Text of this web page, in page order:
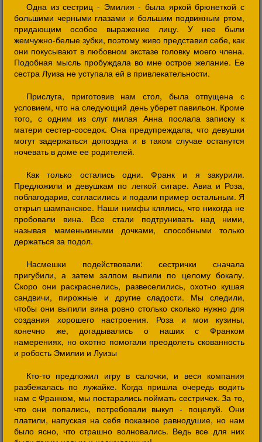
Одна из сестриц - Эмилия - была яркой брюнеткой с
большими черными глазами и большим подвижным ртом,
придающим особое выражение лицу. У нее были
жемчужно-белые зубки, поэтому живо представил себе, как
они покусывают в любовном экстазе головку моего члена.
Подобная мысль пробуждала во мне острое желание. Ее
сестра Луиза не уступала ей в привлекательности.
Прислуга, приготовив нам стол, была отпущена с
условием, что на следующий день уберет павильон. Кроме
того, с одним из слуг милая Анна послала записку к
матери сестер-соседок. Она предупреждала, что девушки
могут задержаться допоздна и в таком случае останутся
ночевать в доме ее родителей.
Как только остались одни. Франк и я закурили.
Предложили и девушкам по легкой сигаре. Авиа и Роза,
поблагодарив, согласились и подали пример остальным. Я
открыл шампанское. Наши нимфы клялись, что никогда не
пробовали вина. Все стали подтрунивать над ними,
называя маменькиными дочками, способными только
держаться за подол.
Насмешки подействовали: сестрички сначала
пригубили, а затем залпом выпили по целому бокалу.
Скоро они раскраснелись, развеселились, охотно кушая
сандвичи, пирожные и другие сладости. Мы следили,
чтобы они выпили вина ровно столько сколько нужно для
создания хорошего настроения. Роза и мои кузины,
конечно же, догадывались о наших с Франком
намерениях, но охотно помогали преодолеть скованность
и робость Эмилии и Луизы
Кто-то предложил игру в салочки, и веся компания
разбежалась по лужайке. Когда пришла очередь водить
нам с Франком, мы постарались поймать сестричек. За то,
что они попались, потребовали выкуп - поцелуй. Они
платили, напуская на себя показное равнодушие, но нам
было ясно, что страшно волновались. Ведь все для них